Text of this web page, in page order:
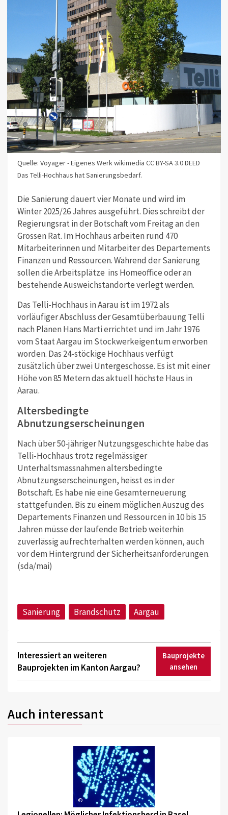
Quelle: Voyager - Eigenes Werk wikimedia CC BY-SA 3.0 DEED
Das Telli-Hochhaus hat Sanierungsbedarf.
Die Sanierung dauert vier Monate und wird im
Winter 2025/26 Jahres ausgeführt. Dies schreibt der
Regierungsrat in der Botschaft vom Freitag an den
Grossen Rat. Im Hochhaus arbeiten rund 470
Mitarbeiterinnen und Mitarbeiter des Departements
Finanzen und Ressourcen. Während der Sanierung
sollen die Arbeitsplätze ins Homeoffice oder an
bestehende Ausweichstandorte verlegt werden.
Das Telli-Hochhaus in Aarau ist im 1972 als
vorläufiger Abschluss der Gesamtüberbauung Telli
nach Plänen Hans Marti errichtet und im Jahr 1976
vom Staat Aargau im Stockwerkeigentum erworben
worden. Das 24-stöckige Hochhaus verfügt
zusätzlich über zwei Untergeschosse. Es ist mit einer
Höhe von 85 Metern das aktuell höchste Haus in
Aarau.
Altersbedingte
Abnutzungserscheinungen
Nach über 50-jähriger Nutzungsgeschichte habe das
Telli-Hochhaus trotz regelmässiger
Unterhaltsmassnahmen altersbedingte
Abnutzungserscheinungen, heisst es in der
Botschaft. Es habe nie eine Gesamterneuerung
stattgefunden. Bis zu einem möglichen Auszug des
Departements Finanzen und Ressourcen in 10 bis 15
Jahren müsse der laufende Betrieb weiterhin
zuverlässig aufrechterhalten werden können, auch
vor dem Hintergrund der Sicherheitsanforderungen.
(sda/mai)
Sanierung Brandschutz Aargau
Interessiert an weiteren
Bauprojekten im Kanton Aargau?
Bauprojekte
ansehen
Auch interessant
©